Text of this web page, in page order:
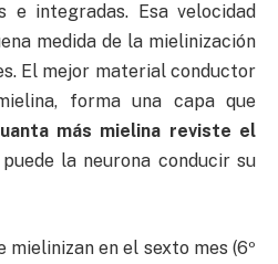
e integradas. Esa velocidad
medida de la mielinización
El mejor material conductor
forma una capa que
más mielina reviste el
la neurona conducir su
mielinizan en el sexto mes (6º